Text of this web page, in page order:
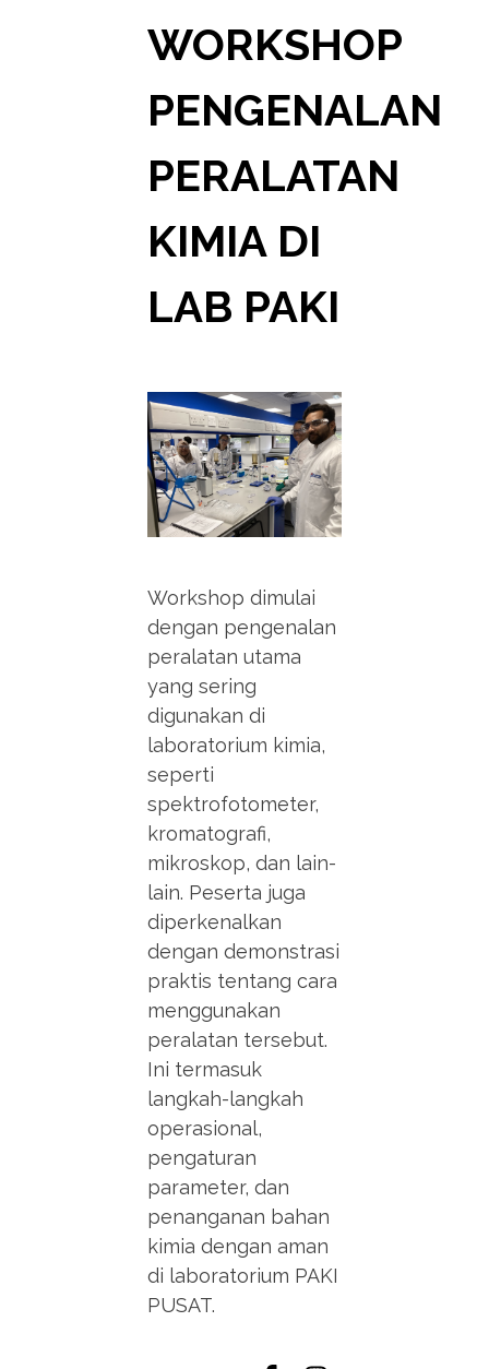
WORKSHOP
PENGENALAN
PERALATAN
KIMIA DI
LAB PAKI
Workshop dimulai
dengan pengenalan
peralatan utama
yang sering
digunakan di
laboratorium kimia,
seperti
spektrofotometer,
kromatografi,
mikroskop, dan lain-
lain. Peserta juga
diperkenalkan
dengan demonstrasi
praktis tentang cara
menggunakan
peralatan tersebut.
Ini termasuk
langkah-langkah
operasional,
pengaturan
parameter, dan
penanganan bahan
kimia dengan aman
di laboratorium PAKI
PUSAT.